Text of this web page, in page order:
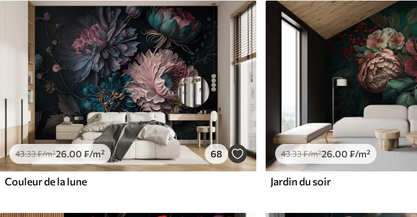
43.33₣/m²26 .00 ₣/m² 68
Couleur de la lune
43.33₣/m²26 .00 ₣/m²
Jardin du soir